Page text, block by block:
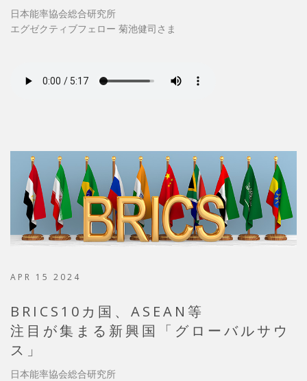
日本能率協会総合研究所
エグゼクティブフェロー 菊池健司さま
APR 15 2024
BRICS10カ国、ASEAN等
注目が集まる新興国「グローバルサウ
ス」
日本能率協会総合研究所